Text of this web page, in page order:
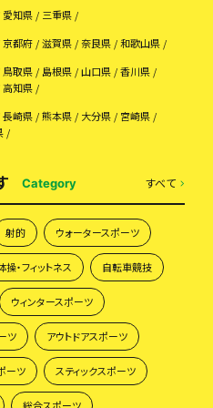
愛知県
三重県
京都府 滋賀県 奈良県
和歌山県
鳥取県 島根県 山口県
香川県
高知県
長崎県 熊本県 大分県
宮崎県
Category すべて
射的 ウォータースポーツ
操・フィットネス 自転車競技
ウィンタースポーツ
ツ アウトドアスポーツ
ーツ スティックスポーツ